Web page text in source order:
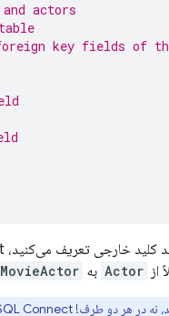
actors
key fields of
از Actor به MovieActor
نه در هر دو طرف!Connect